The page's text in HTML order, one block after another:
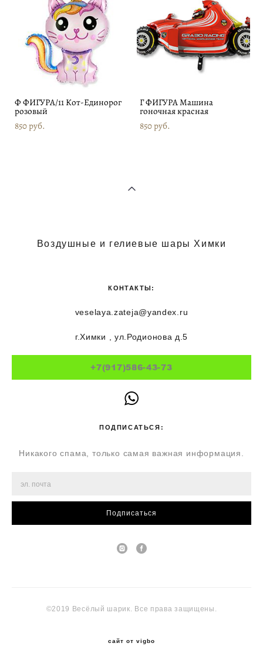
Ф ФИГУРА/11 Кот-Единорог
розовый
850 pуб.
Г ФИГУРА Машина
гоночная красная
850 pуб.
Воздушные и гелиевые шары Химки
КОНТАКТЫ:
veselaya.zateja@yandex.ru
г.Химки , ул.Родионова д.5
+7(917)586-43-73
ПОДПИСАТЬСЯ:
Никакого спама, только самая важная информация.
Подписаться
©2019 Весёлый шарик. Все права защищены.
сайт от vigbo